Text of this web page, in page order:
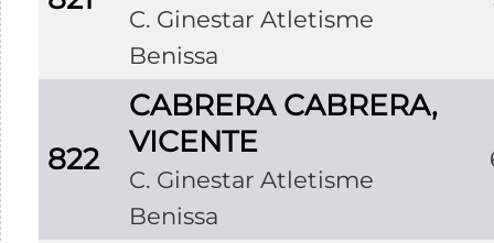
C. Ginestar Atletisme
Benissa
822
CABRERA CABRERA,
VICENTE
C. Ginestar Atletisme
Benissa